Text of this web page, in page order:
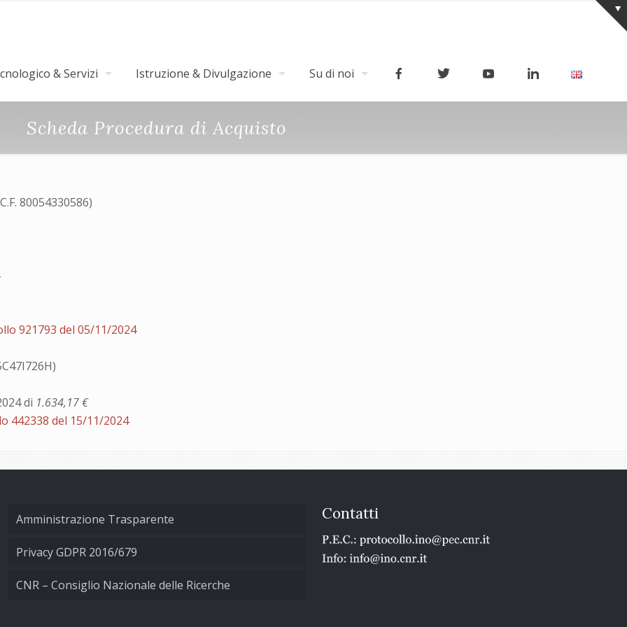
& Servizi Istruzione & Divulgazione Su di noi
Scheda Procedura di Acquisto
80054330586)
921793 del 05/11/2024
di 1.634,17 €
442338 del 15/11/2024
Amministrazione Trasparente
Privacy GDPR 2016/679
CNR – Consiglio Nazionale delle Ricerche
Contatti